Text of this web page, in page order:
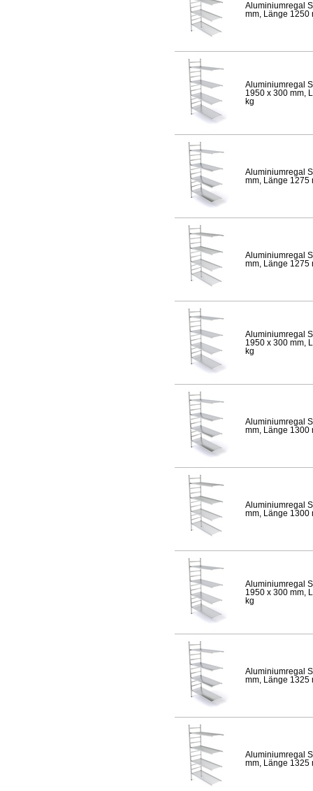
Aluminiumregal
mm, Länge 1250
Aluminiumregal
1950 x 300 mm,
kg
Aluminiumregal
mm, Länge 1275
Aluminiumregal
mm, Länge 1275
Aluminiumregal
1950 x 300 mm,
kg
Aluminiumregal
mm, Länge 1300
Aluminiumregal
mm, Länge 1300
Aluminiumregal
1950 x 300 mm,
kg
Aluminiumregal
mm, Länge 1325
Aluminiumregal
mm, Länge 1325